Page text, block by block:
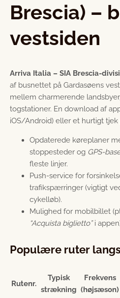
Brescia) –
vestsiden
Arriva Italia – SIA Brescia-
af busnettet på Gardasøens
mellem charmerende
togstationer. En download af
iOS/Android) eller et hurtigt tjek
Opdaterede køreplaner
stoppesteder og GPS-
fleste linjer.
Push-service for
trafikspærringer (vigtigt
cykelløb).
Mulighed for mobilbillet
“Acquista biglietto”i
Populære ruter
Rutenr.
Typisk
strækning
Frekvens
(højsæson)